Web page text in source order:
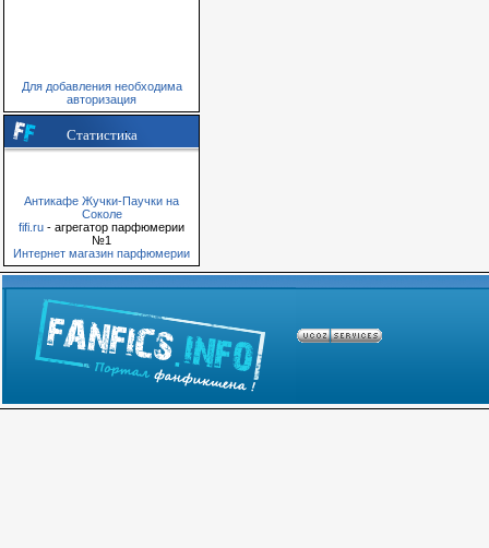
Для добавления необходима
авторизация
Статистика
Антикафе Жучки-Паучки на
Соколе
fifi.ru - агрегатор парфюмерии
№1
Интернет магазин парфюмерии